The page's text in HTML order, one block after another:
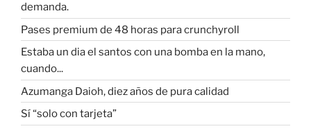
demanda.
Pases premium de 48 horas para crunchyroll
Estaba un dia el santos con una bomba en la mano,
cuando...
Azumanga Daioh, diez años de pura calidad
Sí “solo con tarjeta”